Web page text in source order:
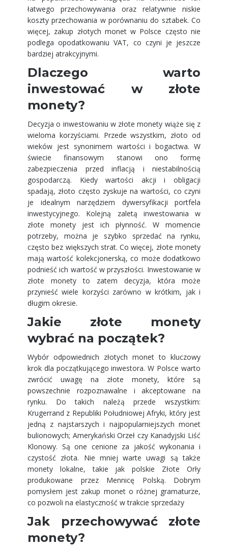
łatwego przechowywania oraz relatywnie niskie
koszty przechowania w porównaniu do sztabek. Co
więcej, zakup złotych monet w Polsce często nie
podlega opodatkowaniu VAT, co czyni je jeszcze
bardziej atrakcyjnymi.
Dlaczego warto
inwestować w złote
monety?
Decyzja o inwestowaniu w złote monety wiąże się z
wieloma korzyściami. Przede wszystkim, złoto od
wieków jest synonimem wartości i bogactwa. W
świecie finansowym stanowi ono formę
zabezpieczenia przed inflacją i niestabilnością
gospodarczą. Kiedy wartości akcji i obligacji
spadają, złoto często zyskuje na wartości, co czyni
je idealnym narzędziem dywersyfikacji portfela
inwestycyjnego. Kolejną zaletą inwestowania w
złote monety jest ich płynność. W momencie
potrzeby, można je szybko sprzedać na rynku,
często bez większych strat. Co więcej, złote monety
mają wartość kolekcjonerską, co może dodatkowo
podnieść ich wartość w przyszłości. Inwestowanie w
złote monety to zatem decyzja, która może
przynieść wiele korzyści zarówno w krótkim, jak i
długim okresie.
Jakie złote monety
wybrać na początek?
Wybór odpowiednich złotych monet to kluczowy
krok dla początkującego inwestora. W Polsce warto
zwrócić uwagę na złote monety, które są
powszechnie rozpoznawalne i akceptowane na
rynku. Do takich należą przede wszystkim:
Krugerrand z Republiki Południowej Afryki, który jest
jedną z najstarszych i najpopularniejszych monet
bulionowych; Amerykański Orzeł czy Kanadyjski Liść
Klonowy. Są one cenione za jakość wykonania i
czystość złota. Nie mniej warte uwagi są także
monety lokalne, takie jak polskie Złote Orły
produkowane przez Mennicę Polską. Dobrym
pomysłem jest zakup monet o różnej gramaturze,
co pozwoli na elastyczność w trakcie sprzedaży
Jak przechowywać złote
monety?